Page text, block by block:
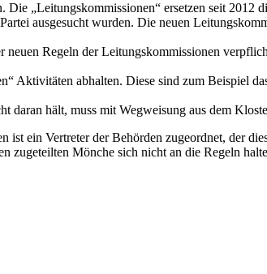
„Leitungskommissionen“ ersetzen seit 2012
ausgesucht wurden. Die neuen
Regeln der Leitungskommissionen
Aktivitäten abhalten. Diese sind zum Beispiel
daran hält, muss mit Wegweisung aus dem
ein Vertreter der Behörden zugeordnet, der
zugeteilten Mönche sich nicht an die Regeln